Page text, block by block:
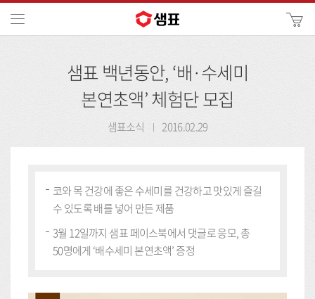
색
샘표 백년동안, ‘배·수세미
본연초액’ 체험단 모집
샘표소식 2016.02.29
코와 목 건강에 좋은 수세미를 건강하고 맛있게 즐길
수 있도록 배를 넣어 만든 제품
3월 12일까지 샘표 페이스북에서 댓글로 응모, 총
50명에게 ‘배수세미 본연초액’ 증정